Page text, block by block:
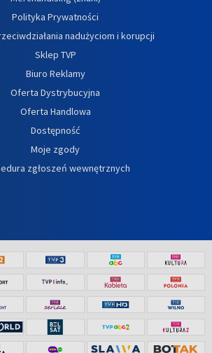
Polityka Prywatności
nadużyciom i korupcji
Sklep TVP
Biuro Reklamy
Oferta Dystrybucyjna
Oferta Handlowa
Dostępność
Moje zgody
zgłoszeń wewnętrznych